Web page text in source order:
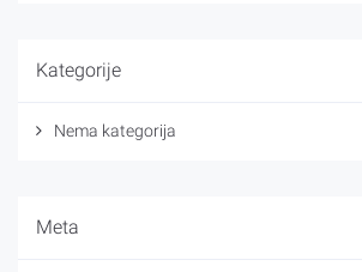
Kategorije
Nema kategorija
Meta